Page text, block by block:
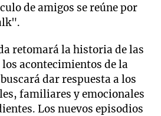
de amigos se reúne por
retomará la historia de las
acontecimientos de la
dar respuesta a los
familiares y emocionales
Los nuevos episodios